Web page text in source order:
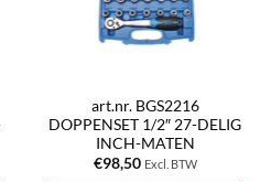
art.nr. BGS2216
DOPPENSET 1/2″ 27-DELIG
INCH-MATEN
€98,50 Excl. BTW